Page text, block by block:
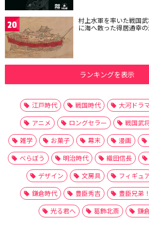
20 村上水軍を率いた戦国
に海へ散った得居通幸
ランキングを表示
江戸時代 戦国時代 大河ドラ
アニメ
ロングセラー 戦国武
雑学
お菓子 幕末 漫画
べらぼう
明治時代 織田信長
デザイン
文房具 フィギュ
鎌倉時代
豊臣秀吉 豊臣兄弟！
光る君へ
葛飾北斎 鎌